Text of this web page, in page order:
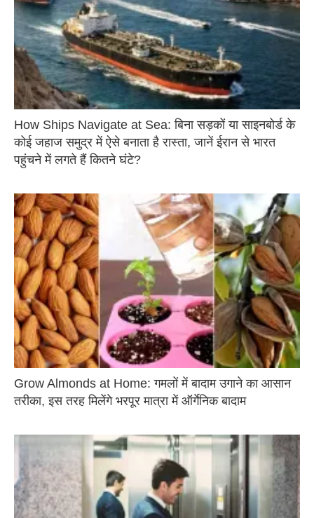
How Ships Navigate at Sea: बिना सड़कों या साइनबोर्ड के
कोई जहाज समुद्र में ऐसे बनाता है रास्ता, जानें ईरान से भारत
पहुंचने में लगते हैं कितने घंटे?
Grow Almonds at Home: गमलों में बादाम उगाने का आसान
तरीका, इस तरह मिलेंगे भरपूर मात्रा में ऑर्गेनिक बादाम